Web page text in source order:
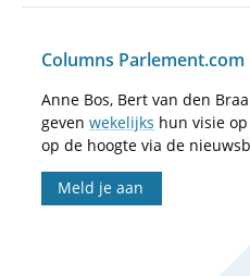
Columns Parlement.com
Anne Bos, Bert van den
geven wekelijks hun visie
op de hoogte via de
Meld je aan